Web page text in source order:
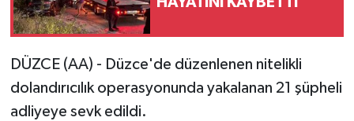
DÜZCE (AA) - Düzce'de düzenlenen nitelikli
dolandırıcılık operasyonunda yakalanan 21 şüpheli
adliyeye sevk edildi.